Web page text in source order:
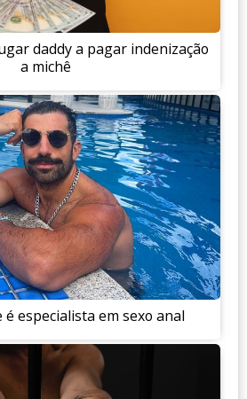
daddy a pagar indenização
a michê
é especialista em sexo anal